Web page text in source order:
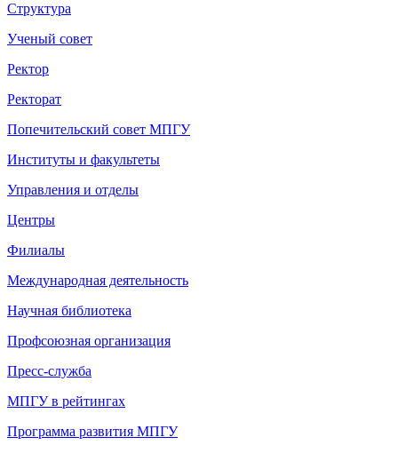
Структура
Ученый совет
Ректор
Ректорат
Попечительский совет МПГУ
Институты и факультеты
Управления и отделы
Центры
Филиалы
Международная деятельность
Научная библиотека
Профсоюзная организация
Пресс-служба
МПГУ в рейтингах
Программа развития МПГУ